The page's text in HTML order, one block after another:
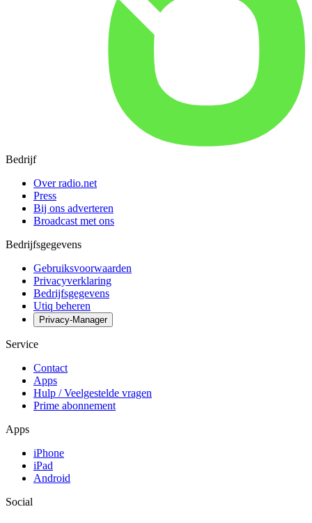
Bedrijf
Over radio.net
Press
Bij ons adverteren
Broadcast met ons
Bedrijfsgegevens
Gebruiksvoorwaarden
Privacyverklaring
Bedrijfsgegevens
Utiq beheren
Privacy-Manager
Service
Contact
Apps
Hulp / Veelgestelde vragen
Prime abonnement
Apps
iPhone
iPad
Android
Social